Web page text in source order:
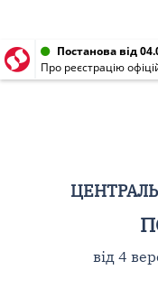
Постанова від
від 4